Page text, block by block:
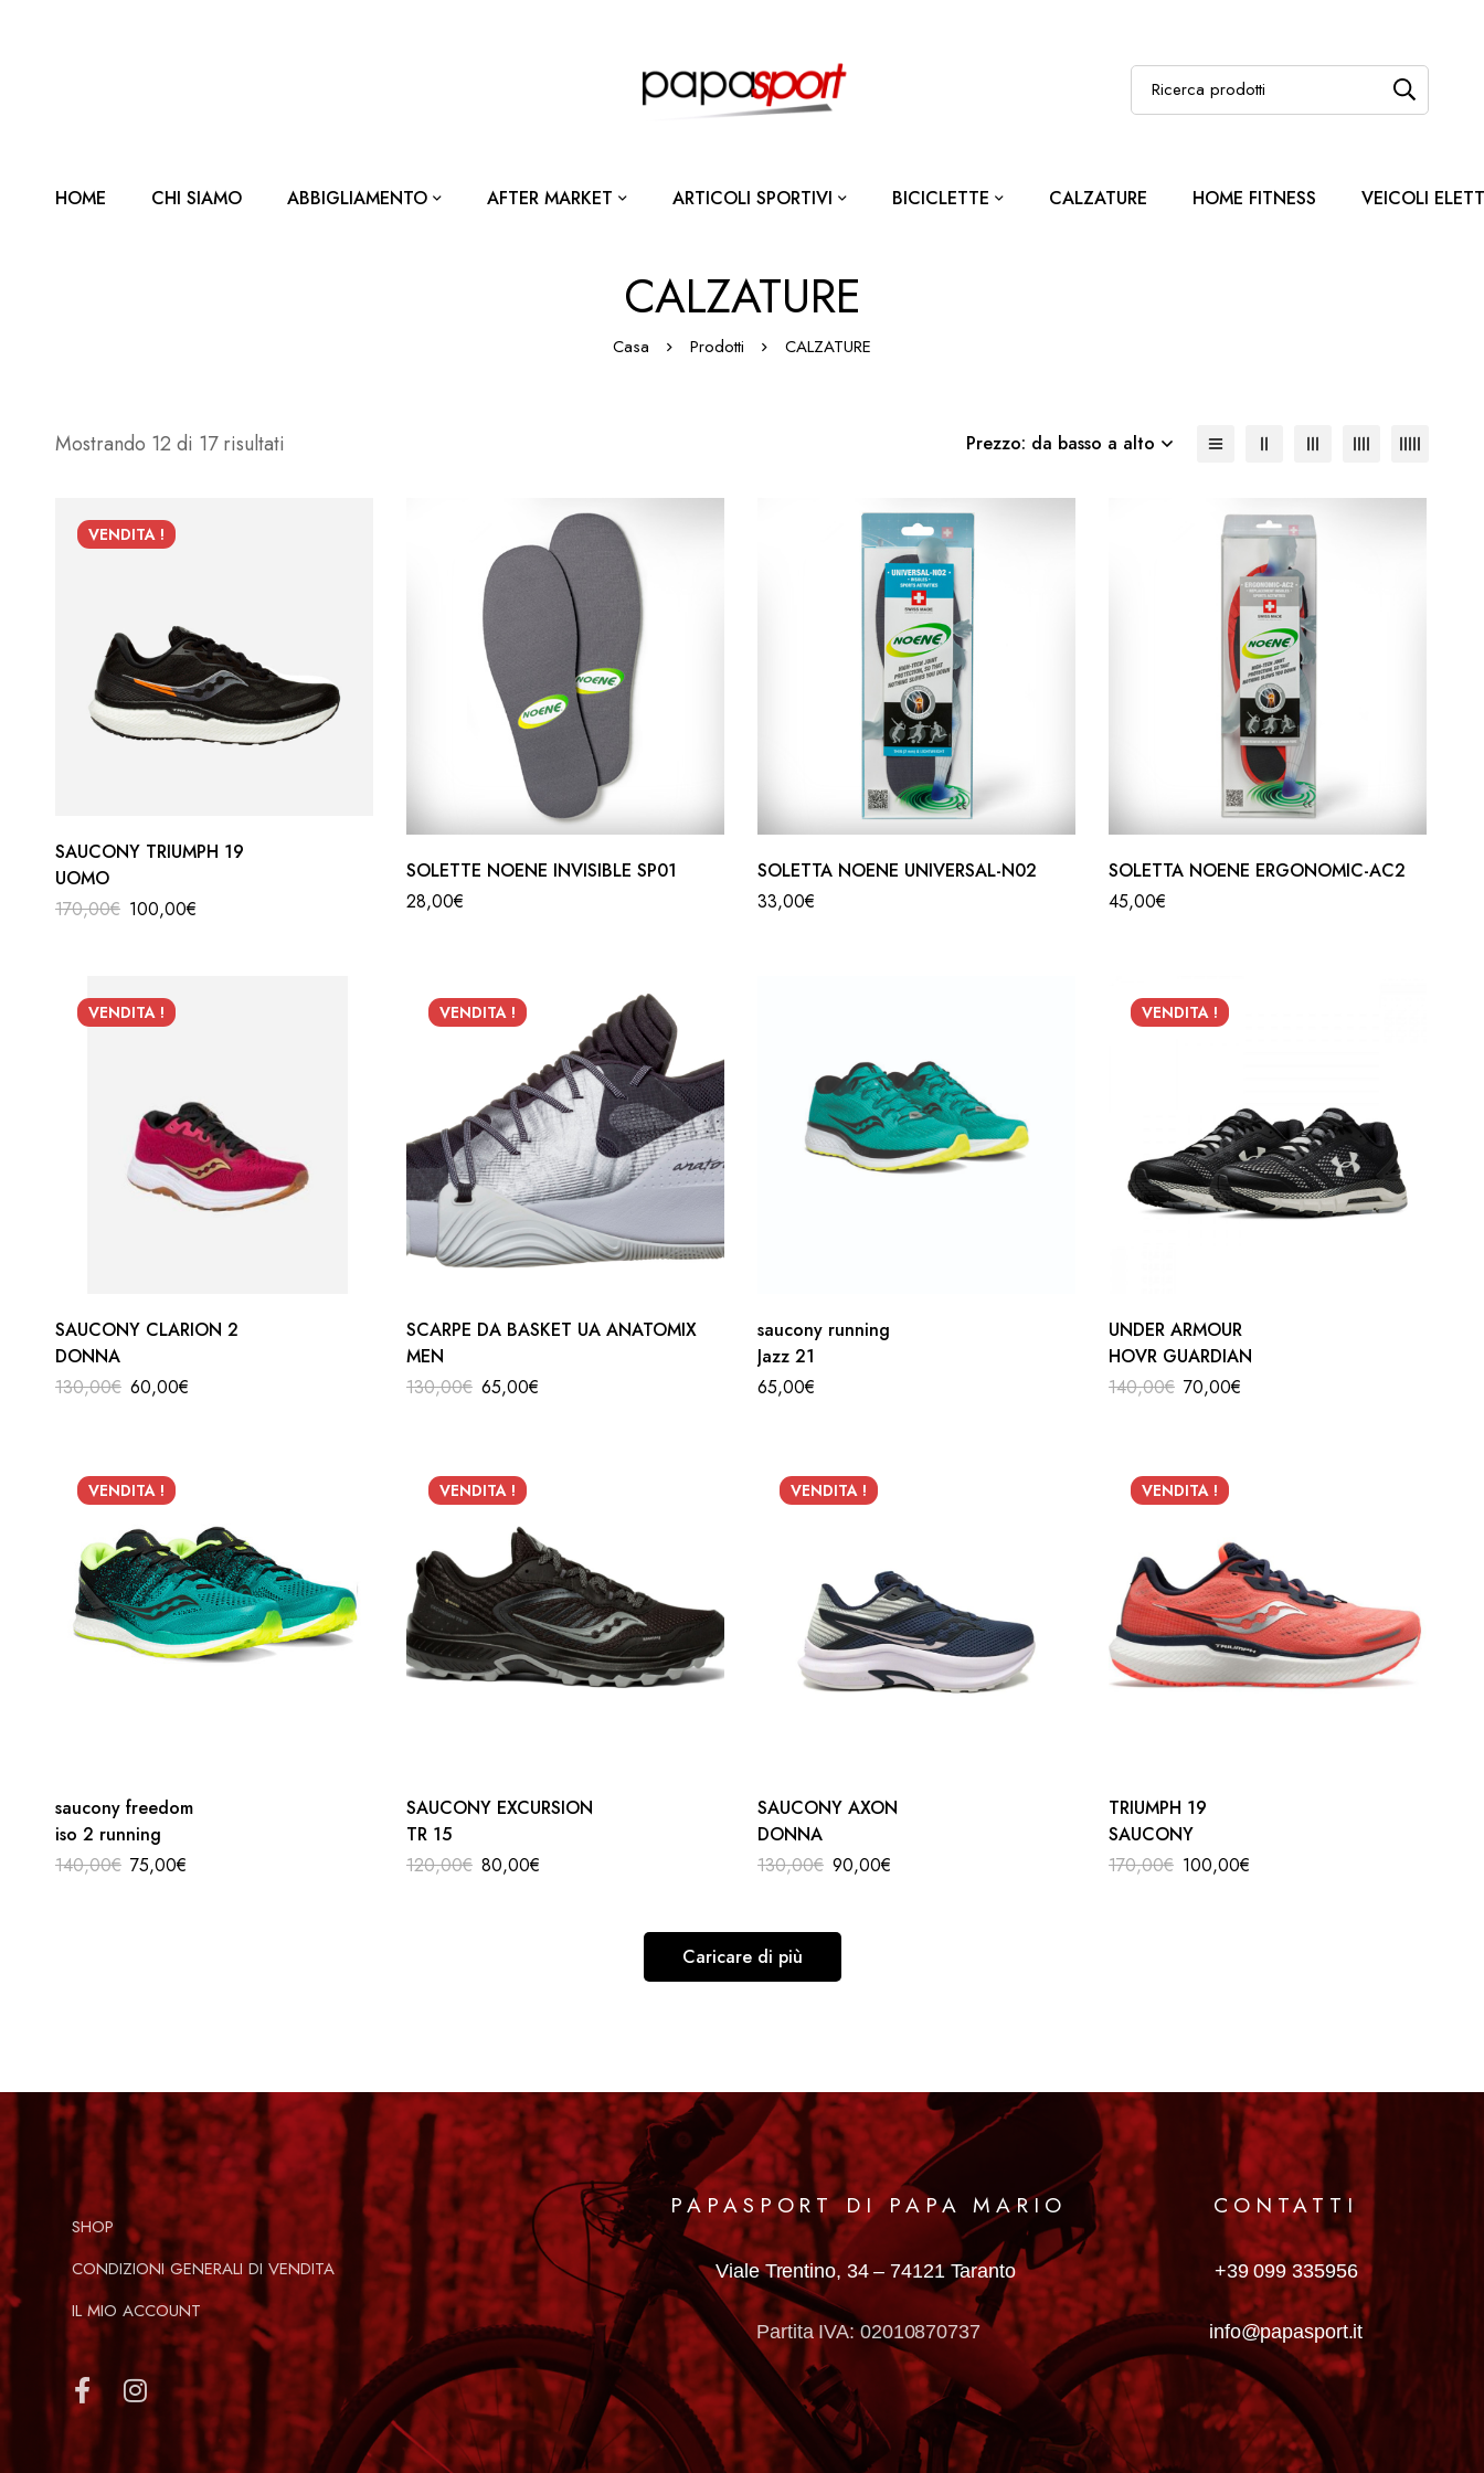
HOME CHI SIAMO ABBIGLIAMENTO AFTER MARKET ARTICOLI SPORTIVI BICICLETTE CALZATURE HOME FITNESS VEICOLI
CALZATURE
Casa Prodotti CALZATURE
Mostrando 12 di 17 risultati Prezzo: da basso a alto
VENDITA !
SAUCONY TRIUMPH 19
UOMO
170,00€ 100,00€
SOLETTE NOENE INVISIBLE SP01
28,00€
SOLETTA NOENE UNIVERSAL-N02
33,00€
SOLETTA NOENE ERGONOMIC-AC2
45,00€
VENDITA !
SAUCONY CLARION 2
DONNA
130,00€ 60,00€
VENDITA !
SCARPE DA BASKET UA ANATOMIX
MEN
130,00€ 65,00€
saucony running
Jazz 21
65,00€
VENDITA !
UNDER ARMOUR
HOVR GUARDIAN
140,00€ 70,00€
VENDITA !
saucony freedom
iso 2 running
140,00€ 75,00€
VENDITA !
SAUCONY EXCURSION
TR 15
120,00€ 80,00€
VENDITA !
SAUCONY AXON
DONNA
130,00€ 90,00€
VENDITA !
TRIUMPH 19
SAUCONY
170,00€ 100,00€
Caricare di più
SHOP
CONDIZIONI GENERALI DI VENDITA
IL MIO ACCOUNT
PAPASPORT DI PAPA MARIO
Viale Trentino, 34 – 74121 Taranto
Partita IVA: 02010870737
CONTATTI
+39 099 335956
info@papasport.it